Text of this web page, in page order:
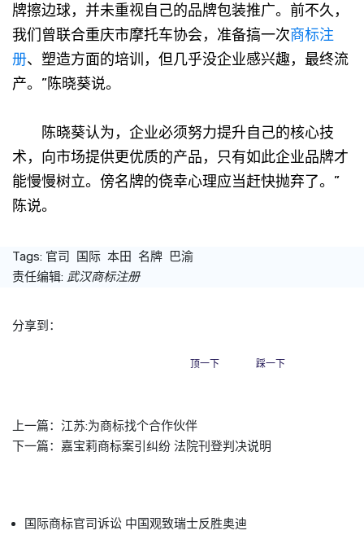
牌擦边球，并未重视自己的品牌包装推广。前不久，
我们曾联合重庆市摩托车协会，准备搞一次商标注
册、塑造方面的培训，但几乎没企业感兴趣，最终流
产。”陈晓葵说。
陈晓葵认为，企业必须努力提升自己的核心技
术，向市场提供更优质的产品，只有如此企业品牌才
能慢慢树立。傍名牌的侥幸心理应当赶快抛弃了。”
陈说。
Tags: 官司 国际 本田 名牌
巴渝
责任编辑: 武汉商标注册
分享到：
顶一下 踩一下
上一篇： 江苏:为商标找个合作伙伴
下一篇： 嘉宝莉商标案引纠纷 法院刊登判决说明
国际商标官司诉讼 中国观致瑞士反胜奥迪